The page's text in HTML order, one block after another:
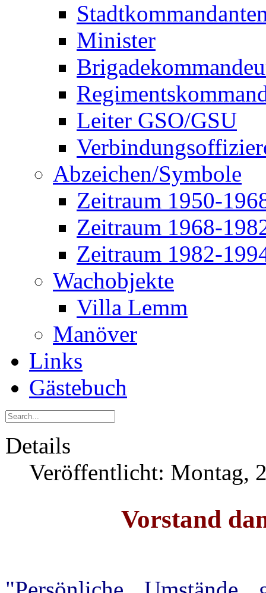
Minister
Leiter GSO/GSU
Abzeichen/Symbole
Zeitraum 1950-
Zeitraum 1968-
Zeitraum 1982-
Wachobjekte
Villa Lemm
Manöver
Links
Gästebuch
Details
Veröffentlicht: Montag,
Vorstand